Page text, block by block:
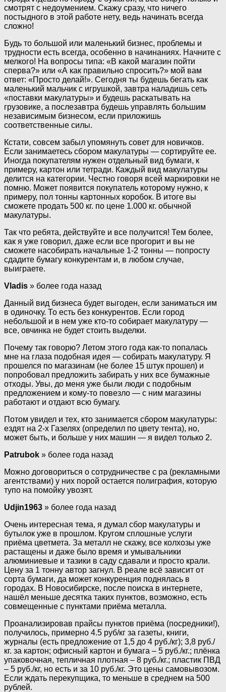
смотрят с недоумением. Скажу сразу, что ничего
постыдного в этой работе нету, ведь начинать всегда
сложно!
Будь то большой или маленький бизнес, проблемы и
трудности есть всегда, особенно в начинаниях. Начните с
мелкого! На вопросы типа: «В какой магазин пойти
сперва?» или «А как правильно спросить?» мой вам
ответ: «Просто делай!». Сегодня ты будешь бегать как
маленький мальчик с игрушкой, завтра наладишь сеть
«поставки макулатуры» и будешь раскатывать на
грузовике, а послезавтра будешь управлять большим
независимым бизнесом, если приложишь
соответственные силы.
Кстати, совсем забыл упомянуть совет для новичков.
Если занимаетесь сбором макулатуры — сортируйте ее.
Иногда покупателям нужен отдельный вид бумаги, к
примеру, картон или тетради. Каждый вид макулатуры
делится на категории. Честно говоря всей маркировки не
помню. Может появится покупатель которому нужно, к
примеру, пол тонны картонных коробок. В итоге вы
сможете продать 500 кг. по цене 1.000 кг. обычной
макулатуры.
Так что ребята, действуйте и все получится! Тем более,
как я уже говорил, даже если все прогорит и вы не
сможете насобирать начальные 1-2 тонны — попросту
сдадите бумагу конкурентам и, в любом случае,
выиграете.
Vladis » более года назад
Данный вид бизнеса будет выгоден, если заниматься им
в одиночку. То есть без конкурентов. Если город
небольшой и в нем уже кто-то собирает макулатуру —
все, овчинка не будет стоить выделки.
Почему так говорю? Летом этого года как-то попалась
мне на глаза подобная идея — собирать макулатуру. Я
прошелся по магазинам (не более 15 штук прошел) и
попробовал предложить забирать у них все бумажные
отходы. Увы, до меня уже были люди с подобным
предложением и кому-то повезло — с ним магазины
работают и отдают всю бумагу.
Потом увидел и тех, кто занимается сбором макулатуры:
ездят на 2-х Газелях (определил по цвету тента), но,
может быть, и больше у них машин — я видел только 2.
Patrubok » более года назад
Можно договориться о сотрудничестве с ра (рекламными
агентствами) у них порой остается полиграфия, которую
тупо на помойку увозят.
Udjin1963 » более года назад
Очень интересная тема, я думал сбор макулатуры и
бутылок уже в прошлом. Кругом сплошные услуги
приёма цветмета. За металл не скажу, все колхозы уже
растащены и даже было время и умывальники
алюминиевые и тазики в саду сдавали и просто крали.
Цену за 1 тонну автор загнул. В реале всё зависит от
сорта бумаги, да может конкуренция поднялась в
городах. В Новосибирске, после поиска в интернете,
нашёл меньше десятка таких пунктов, возможно, есть
совмещенные с пунктами приёма металла.
Проанализировав прайсы пунктов приёма (посредники!),
получилось, примерно 4.5 руб/кг за газеты, книги,
журналы (есть предложение от 1,5 до 4 руб./кг); 3,8 руб./
кг. за картон; офисный картон и бумага – 5 руб./кг.; плёнка
упаковочная, тепличная плотная – 8 руб./кг.; пластик ПВД
– 5 руб./кг, но есть и за 10 руб./кг. Это цены самовывозом.
Если ждать перекупщика, то меньше в среднем на 500
рублей.